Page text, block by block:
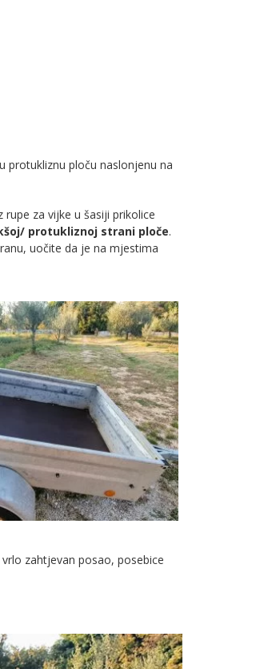
protukliznu ploču naslonjenu na
za vijke u šasiji prikolice
protukliznoj strani ploče.
uočite da je na mjestima
zahtjevan posao, posebice